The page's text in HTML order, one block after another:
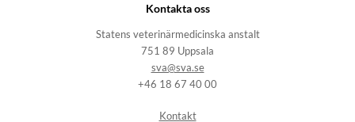
Kontakta oss
Statens veterinärmedicinska anstalt
751 89 Uppsala
sva@sva.se
+46 18 67 40 00
Kontakt